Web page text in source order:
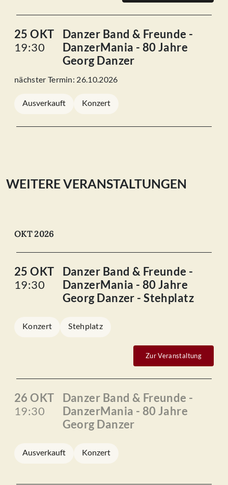
25 OKT
19:30
Danzer Band & Freunde -
DanzerMania - 80 Jahre
Georg Danzer
nächster Termin: 26.10.2026
Ausverkauft Konzert
WEITERE VERANSTALTUNGEN
OKT 2026
25 OKT
19:30
Danzer Band & Freunde -
DanzerMania - 80 Jahre
Georg Danzer - Stehplatz
Konzert Stehplatz
Zur Veranstaltung
26 OKT
19:30
Danzer Band & Freunde -
DanzerMania - 80 Jahre
Georg Danzer
Ausverkauft Konzert